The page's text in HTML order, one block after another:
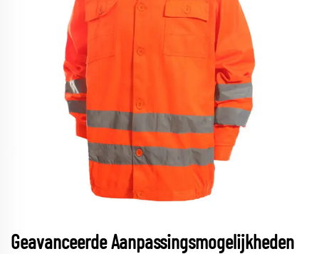
Geavanceerde Aanpassingsmogelijkheden